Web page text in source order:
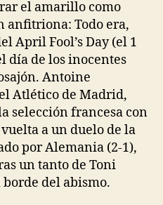
el amarillo como
anfitriona: Todo era,
April Fool’s Day (el 1
día de los inocentes
Antoine
Atlético de Madrid,
selección francesa con
a un duelo de la
por Alemania (2-1),
un tanto de Toni
del abismo.